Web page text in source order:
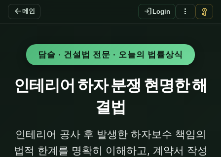
arrow_back 메인 login Login more_vert vpn_key
담슬 · 건설법 전문 · 오늘의 법률상식
인테리어 하자 분쟁 현명한 해
결법
인테리어 공사 후 발생한 하자보수 책임의
법적 한계를 명확히 이해하고, 계약서 작성